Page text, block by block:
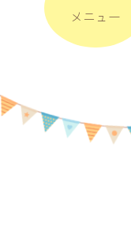
メニュー